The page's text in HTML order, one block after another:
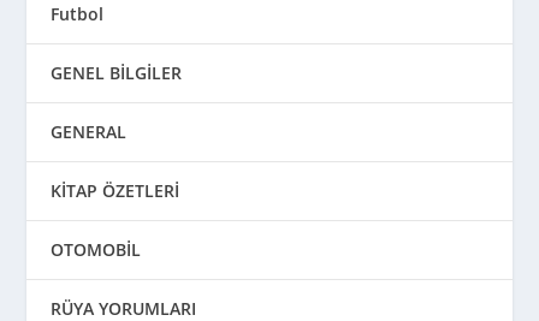
Futbol
GENEL BİLGİLER
GENERAL
KİTAP ÖZETLERİ
OTOMOBİL
RÜYA YORUMLARI